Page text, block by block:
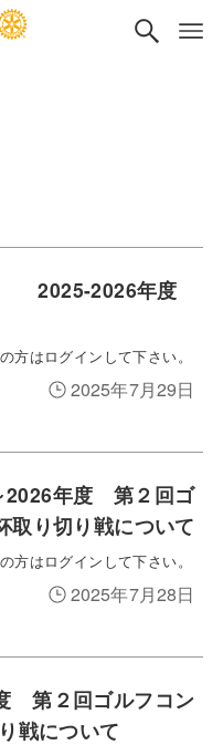
2025-2026年度
方はログインして下さい。
2025年7月29日
2026年度 第２回ゴ
取り切り戦について
方はログインして下さい。
2025年7月28日
第２回ゴルフコン
戦について